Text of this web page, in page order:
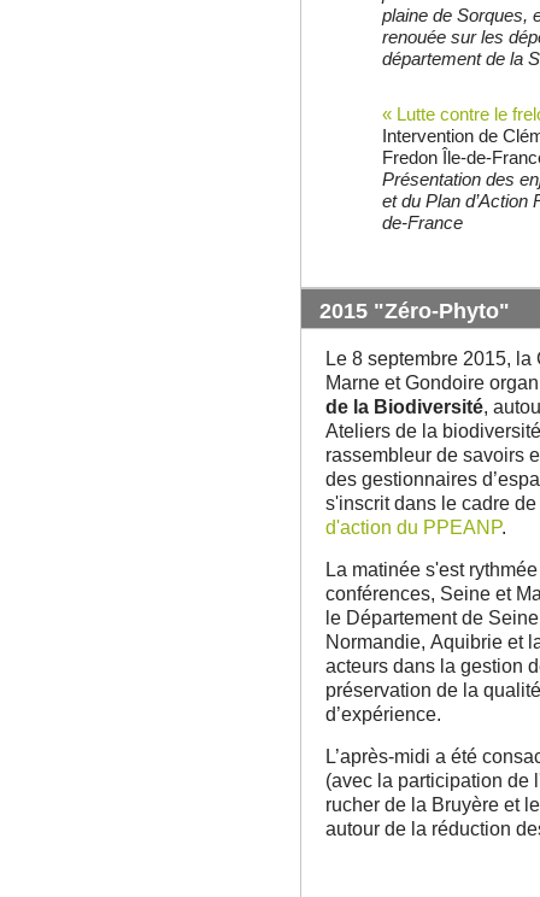
plaine de Sorques,
renouée sur les
département de la
« Lutte contre le
Intervention de
Fredon Île-de-
Présentation des
et du Plan d’Action
de-France
2015 "Zéro-Phyto"
Le 8 septembre 2015,
Marne et Gondoire
de la Biodiversité,
Ateliers de la
rassembleur de savoirs
des gestionnaires
s'inscrit dans le cadre
d'action du PPEANP.
La matinée s'est
conférences, Seine et
le Département de
Normandie, Aquibrie et
acteurs dans la gestion
préservation de la
d’expérience.
L’après-midi a été
(avec la participation de
rucher de la Bruyère et
autour de la réduction